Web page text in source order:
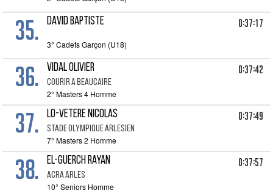
35. DAVID BAPTISTE 0:37:17
3° Cadets Garçon (U18)
36. VIDAL OLIVIER
COURIR A BEAUCAIRE
0:37:42
2° Masters 4 Homme
37. LO-VETERE NICOLAS
STADE OLYMPIQUE ARLESIEN
0:37:49
7° Masters 2 Homme
38. EL-GUERCH RAYAN
ACRA ARLES
0:37:57
10° Seniors Homme